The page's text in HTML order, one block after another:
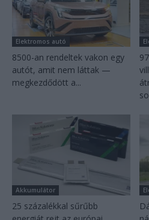
Elektromos autó
8500-an rendeltek vakon egy
autót, amit nem láttak —
megkezdődött a...
Akkumulátor
25 százalékkal sűrűbb